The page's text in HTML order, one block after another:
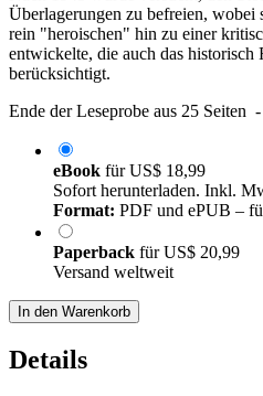
Überlagerungen zu befreien, wobei
rein "heroischen" hin zu einer
entwickelte, die auch das historisch
berücksichtigt.
Ende der Leseprobe aus 25 Seiten -
eBook fürUS$ 18,99
Sofort herunterladen. Inkl.
Format: PDF und ePUB –
Paperback fürUS$ 20,99
Versand weltweit
In den Warenkorb
Details